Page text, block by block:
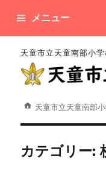
天童市立天童南部小
メニュー
天童市立天童南部
カテゴリー: